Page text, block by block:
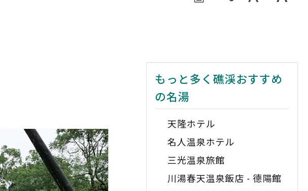
もっと多く礁渓おすすめ
の名湯
天隆ホテル
名人温泉ホテル
三光温泉旅館
川湯春天温泉飯店 - 德陽館